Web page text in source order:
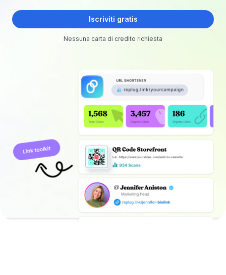
Iscriviti gratis
Nessuna carta di credito richiesta